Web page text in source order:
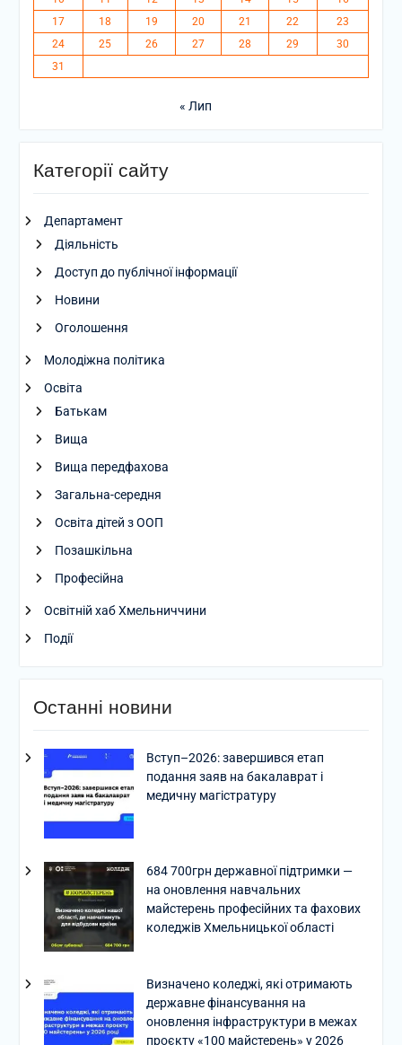
17
18 19 20 21 22
23
24
25 26 27 28 29
30
31
« Лип
Категорії сайту
Департамент
Діяльність
Доступ до публічної інформації
Новини
Оголошення
Молодіжна політика
Освіта
Батькам
Вища
Вища передфахова
Загальна-середня
Освіта дітей з ООП
Позашкільна
Професійна
Освітній хаб Хмельниччини
Події
Останні новини
Вступ–2026: завершився етап
подання заяв на бакалаврат і
медичну магістратуру
684 700грн державної підтримки —
на оновлення навчальних
майстерень професійних та фахових
коледжів Хмельницької області
Визначено коледжі, які отримають
державне фінансування на
оновлення інфраструктури в межах
проєкту «100 майстерень» у 2026